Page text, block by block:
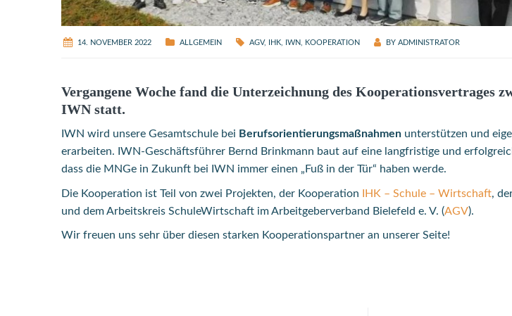
14. NOVEMBER 2022 ALLGEMEIN AGV, IHK IWN KOOPERATION BY ADMINISTRATOR
Vergangene Woche fand die Unterzeichnung des Kooperationsvertrages
IWN statt.
IWN wird unsere Gesamtschule bei Berufsorientierungsmaßnahmen unterstützen und
erarbeiten. IWN-Geschäftsführer Bernd Brinkmann baut auf eine langfristige und
dass die MNGe in Zukunft bei IWN immer einen „Fuß in der Tür“ haben werde.
Die Kooperation ist Teil von zwei Projekten, der Kooperation IHK – Schule – Wirtschaft,
und dem Arbeitskreis SchuleWirtschaft im Arbeitgeberverband Bielefeld e. V. (AGV).
Wir freuen uns sehr über diesen starken Kooperationspartner an unserer Seite!